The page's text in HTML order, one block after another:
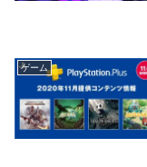
ゲーム